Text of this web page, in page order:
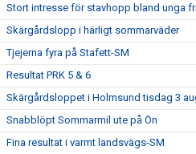
Stort intresse för stavhopp bland unga
Skärgårdslopp i härligt sommarväder
Tjejerna fyra på Stafett-SM
Resultat PRK 5 & 6
Skärgårdsloppet i Holmsund tisdag 3
Snabblöpt Sommarmil ute på Ön
Fina resultat i varmt landsvägs-SM